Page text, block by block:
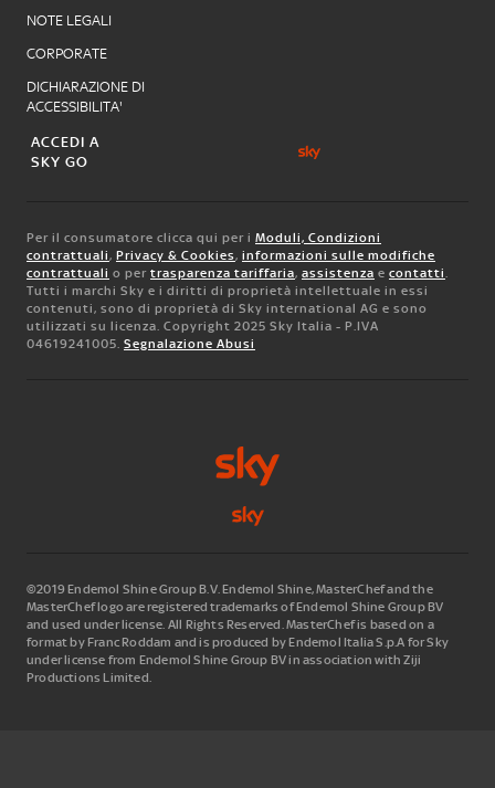
NOTE LEGALI
CORPORATE
DICHIARAZIONE DI
ACCESSIBILITA'
ACCEDI A
SKY GO
Per il consumatore clicca qui per i Moduli, Condizioni
contrattuali, Privacy & Cookies, informazioni sulle modifiche
contrattuali o per trasparenza tariffaria, assistenza e contatti.
Tutti i marchi Sky e i diritti di proprietà intellettuale in essi
contenuti, sono di proprietà di Sky international AG e sono
utilizzati su licenza. Copyright 2025 Sky Italia - P.IVA
04619241005. Segnalazione Abusi
©2019 Endemol Shine Group B.V. Endemol Shine, MasterChef and the
MasterChef logo are registered trademarks of Endemol Shine Group BV
and used under license. All Rights Reserved. MasterChef is based on a
format by Franc Roddam and is produced by Endemol Italia S.p.A for Sky
under license from Endemol Shine Group BV in association with Ziji
Productions Limited.